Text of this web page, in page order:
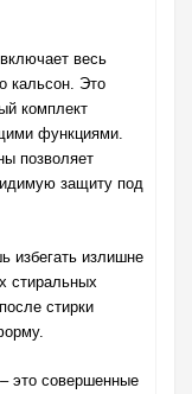
весь
кальсон. Это
комплект
функциями.
позволяет
защиту под
избегать излишне
стиральных
стирки
это совершенные